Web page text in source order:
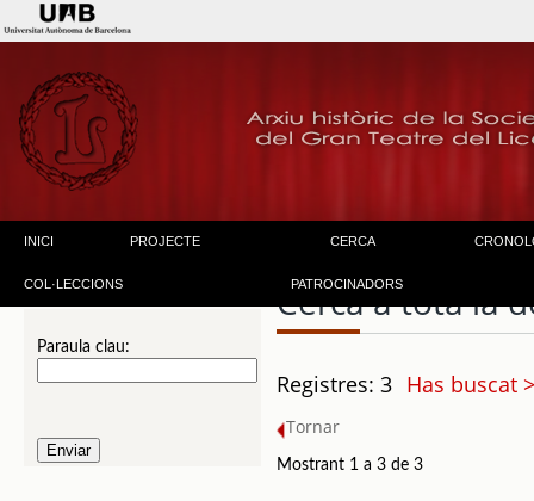
INICI PROJECTE CERCA
COL·LECCIONS PATROCINADORS
Paraula clau:
Cerca a tota la
Registres: 3 Has buscat
Tornar
Mostrant 1 a 3 de 3